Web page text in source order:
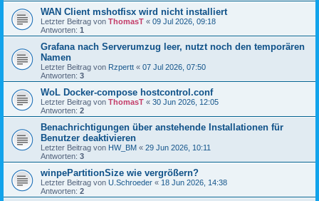
WAN Client mshotfisx wird nicht installiert
Letzter Beitrag von ThomasT « 09 Jul 2026, 09:18
Antworten: 1
Grafana nach Serverumzug leer, nutzt noch den temporären
Namen
Letzter Beitrag von Rzpertt « 07 Jul 2026, 07:50
Antworten: 3
WoL Docker-compose hostcontrol.conf
Letzter Beitrag von ThomasT « 30 Jun 2026, 12:05
Antworten: 2
Benachrichtigungen über anstehende Installationen für
Benutzer deaktivieren
Letzter Beitrag von HW_BM « 29 Jun 2026, 10:11
Antworten: 3
winpePartitionSize wie vergrößern?
Letzter Beitrag von U.Schroeder « 18 Jun 2026, 14:38
Antworten: 2